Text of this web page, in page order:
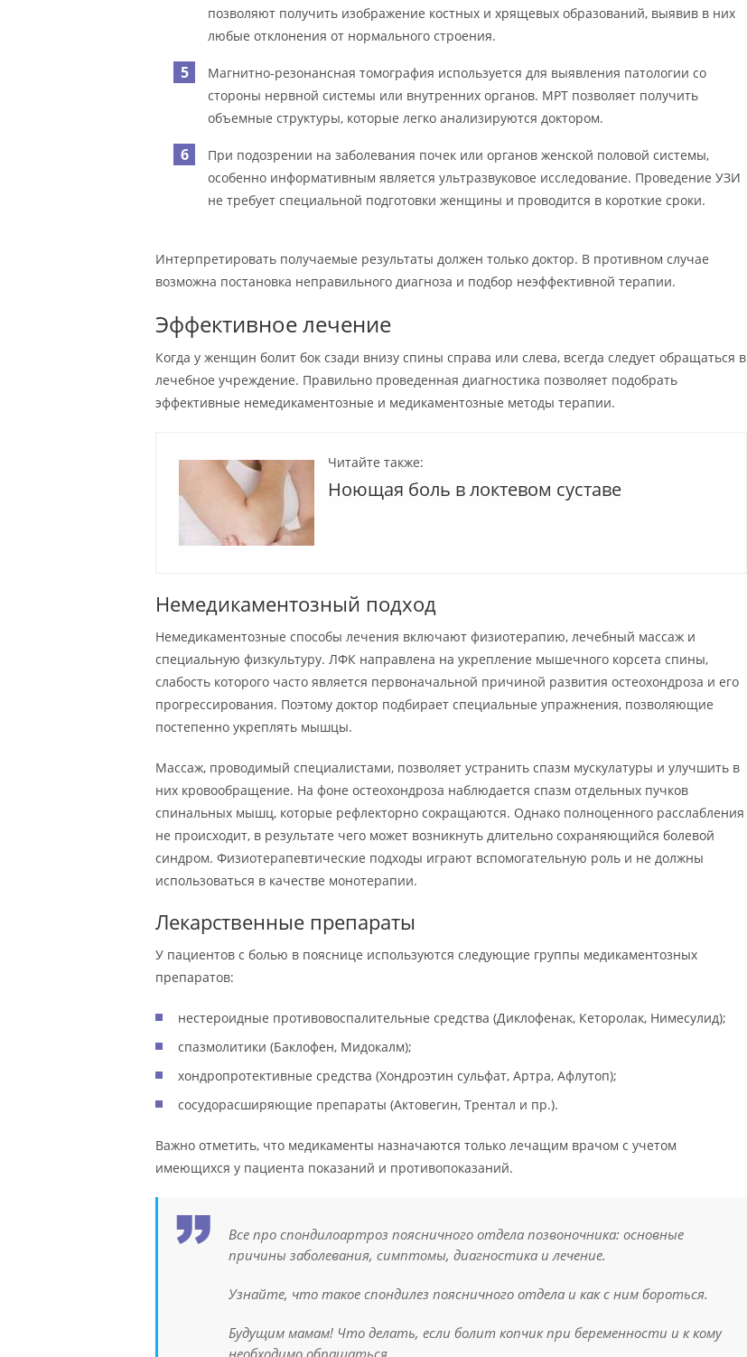
позволяют получить изображение костных и хрящевых образований, выявив в них
любые отклонения от нормального строения.
Магнитно-резонансная томография используется для выявления патологии со
стороны нервной системы или внутренних органов. МРТ позволяет получить
объемные структуры, которые легко анализируются доктором.
При подозрении на заболевания почек или органов женской половой системы,
особенно информативным является ультразвуковое исследование. Проведение УЗИ
не требует специальной подготовки женщины и проводится в короткие сроки.
Интерпретировать получаемые результаты должен только доктор. В противном случае
возможна постановка неправильного диагноза и подбор неэффективной терапии.
Эффективное лечение
Когда у женщин болит бок сзади внизу спины справа или слева, всегда следует обращаться в
лечебное учреждение. Правильно проведенная диагностика позволяет подобрать
эффективные немедикаментозные и медикаментозные методы терапии.
Читайте также:
Ноющая боль в локтевом суставе
Немедикаментозный подход
Немедикаментозные способы лечения включают физиотерапию, лечебный массаж и
специальную физкультуру. ЛФК направлена на укрепление мышечного корсета спины,
слабость которого часто является первоначальной причиной развития остеохондроза и его
прогрессирования. Поэтому доктор подбирает специальные упражнения, позволяющие
постепенно укреплять мышцы.
Массаж, проводимый специалистами, позволяет устранить спазм мускулатуры и улучшить в
них кровообращение. На фоне остеохондроза наблюдается спазм отдельных пучков
спинальных мышц, которые рефлекторно сокращаются. Однако полноценного расслабления
не происходит, в результате чего может возникнуть длительно сохраняющийся болевой
синдром. Физиотерапевтические подходы играют вспомогательную роль и не должны
использоваться в качестве монотерапии.
Лекарственные препараты
У пациентов с болью в пояснице используются следующие группы медикаментозных
препаратов:
нестероидные противовоспалительные средства (Диклофенак, Кеторолак, Нимесулид);
спазмолитики (Баклофен, Мидокалм);
хондропротективные средства (Хондроэтин сульфат, Артра, Афлутоп);
сосудорасширяющие препараты (Актовегин, Трентал и пр.).
Важно отметить, что медикаменты назначаются только лечащим врачом с учетом
имеющихся у пациента показаний и противопоказаний.
Все про спондилоартроз поясничного отдела позвоночника: основные
причины заболевания, симптомы, диагностика и лечение.
Узнайте, что такое спондилез поясничного отдела и как с ним бороться.
Будущим мамам! Что делать, если болит копчик при беременности и к кому
необходимо обращаться.